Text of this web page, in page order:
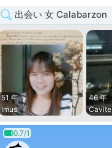
出会い 女 Calabarzon
51 年
Imus
46 年
Cavite
0.7/1